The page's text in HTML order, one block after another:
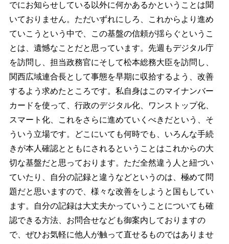
でにお知らせしている以外に何かあるかということは聞
いておりません。ただいずれにしろ、これからより進め
ていこうという中で、この基盤の信頼が揺らぐというこ
とは、遺憾なことだと思っています。先週もデジタル庁
を訪問し、担当政務官にそして松本総務大臣を訪問し、
関西広域連合長として事態を早期に収拾するよう、改善
するよう求めたところです。私自身はこのマイナンバー
カードを使って、行政のデジタル化、ワンストップ化、
スマート化、これをさらに進めていくべきだという、そ
ういう立場です。どこにいても何時でも、いろんな手続
きが本人確認とともにされるということはこれからの大
切な基盤だと思っております。ただ全然違う人と紐づい
ていたり、自分の記録と違うなどというのは、極めて問
題だと思いますので、様々な改善をしようと国もしてい
ます。自分の記録は大丈夫かっていうことについても確
認できる方法、お問合せなども御案内しておりますの
で、ぜひお気軽に他人が触って直せるものではありませ